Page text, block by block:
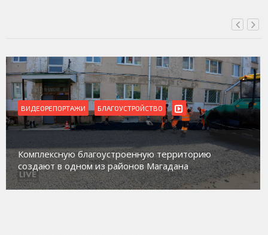
ВИДЕОРЕПОРТАЖИ
Магадан присоединился к пилотному проекту по
работе с несовершеннолетними из групп
социального риска «Переправа»